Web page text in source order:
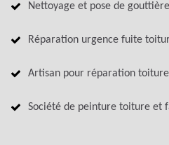
Nettoyage et pose de
Réparation urgence fuite
Artisan pour réparation
Société de peinture toiture et